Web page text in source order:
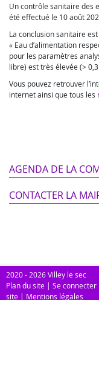
Un contrôle sanitaire des
été effectué le 10 août
La conclusion sanitaire est
« Eau d’alimentation
pour les paramètres
libre) est très élevée (>
Vous pouvez retrouver
internet ainsi que tous les
AGENDA DE LA
CONTACTER LA
2020 - 2026 Villey le sec
Plan du site | Se connecter
site | Mentions légales